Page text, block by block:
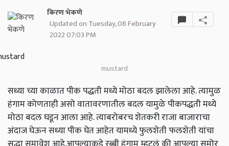
किरण भेकणे
Updated on Tuesday, 08 February
2022 07:03 PM
​​mustard
सध्या च्या काळात पीक पद्धती मध्ये मोठा बदल झालेला आहे. त्यामुळ
हंगाम कोणताही असो वातावरणातील बदल यामुळे पीकपद्धती मध्ये
मोठा बदल घडून आला आहे. त्याबरोबरच शेतकरी राजा बाजाराचा
अंदाज घेऊन सध्या पीक घेत आहेत यामध्ये फुलशेती फलशेती यांचा